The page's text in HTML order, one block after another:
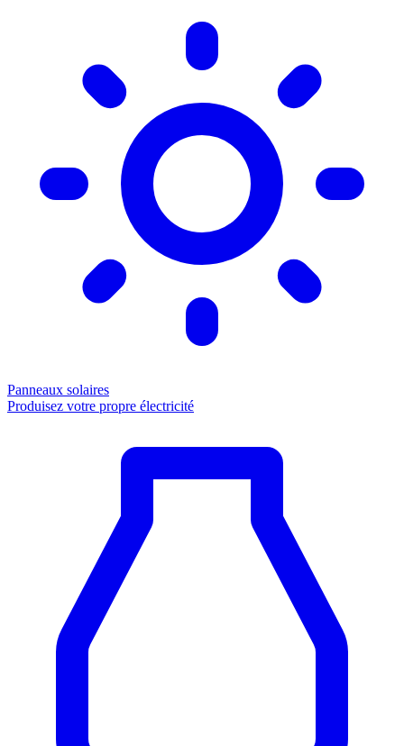
Panneaux solaires
Produisez votre propre électricité